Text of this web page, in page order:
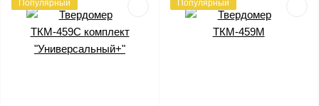
Популярный Популярный